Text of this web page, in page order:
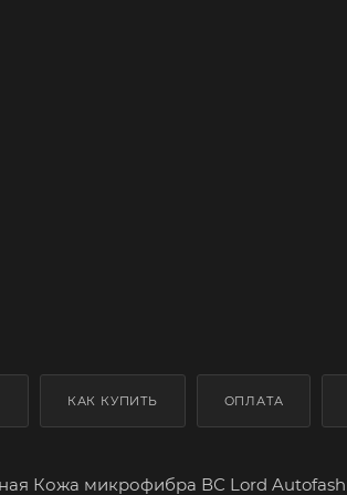
КАК КУПИТЬ ОПЛАТА
Кожа микрофибра ВС Lord